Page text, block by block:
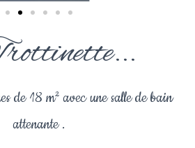
de 18 m² avec une salle de bain
attenante .